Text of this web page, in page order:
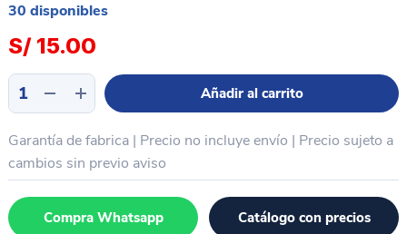
30 disponibles
S/ 15.00
Cable
multímetro
aguja
SUNSHINE
SS-
024A
cantidad
Añadir al carrito
Garantía de fabrica | Precio no incluye envío | Precio sujeto a
cambios sin previo aviso
Compra Whatsapp Catálogo con precios